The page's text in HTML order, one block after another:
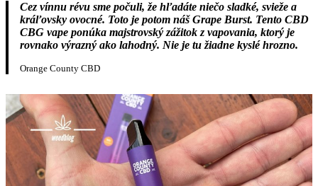
Cez vínnu révu sme počuli, že hľadáte niečo sladké, svieže a
kráľovsky ovocné. Toto je potom náš Grape Burst. Tento CBD
CBG vape ponúka majstrovský zážitok z vapovania, ktorý je
rovnako výrazný ako lahodný. Nie je tu žiadne kyslé hrozno.
Orange County CBD